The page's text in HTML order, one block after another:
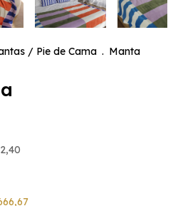
/ Pie de Cama . Manta